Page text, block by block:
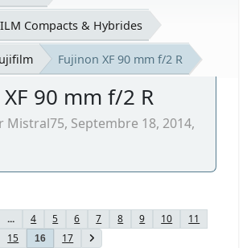
Compacts & Hybrides
Fujinon XF 90 mm f/2 R
90 mm f/2 R
Mistral75, Septembre 18, 2014,
... 4 5 6 7 8 9 10
11
15 16 17